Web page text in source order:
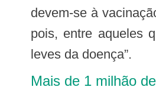
devem-se à
pois, entre aqueles
leves da doença”.
Mais de 1 milhão